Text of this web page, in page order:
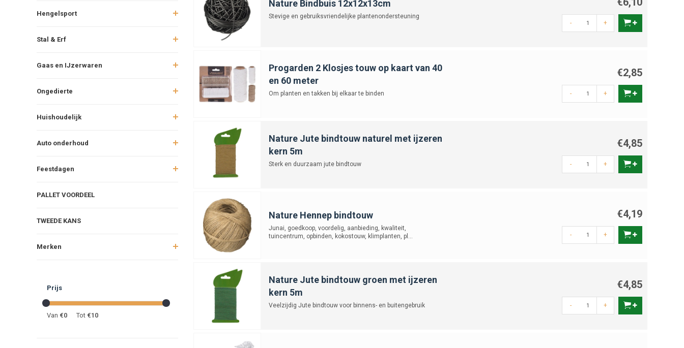
Hengelsport
Stal & Erf
Gaas en IJzerwaren
Ongedierte
Huishoudelijk
Auto onderhoud
Feestdagen
PALLET VOORDEEL
TWEEDE KANS
Merken
Prijs
Van €0 Tot €10
Nature Bindbuis 12x12x13cm
Stevige en gebruiksvriendelijke plantenondersteuning
- +
Progarden 2 Klosjes touw op kaart van 40
en 60 meter
Om planten en takken bij elkaar te binden
€2,85
- +
Nature Jute bindtouw naturel met ijzeren
kern 5m
Sterk en duurzaam jute bindtouw
€4,85
- +
Nature Hennep bindtouw
Junai, goedkoop, voordelig, aanbieding, kwaliteit,
tuincentrum, opbinden, kokostouw, klimplanten, pl...
€4,19
- +
Nature Jute bindtouw groen met ijzeren
kern 5m
Veelzijdig Jute bindtouw voor binnens- en buitengebruik
€4,85
- +